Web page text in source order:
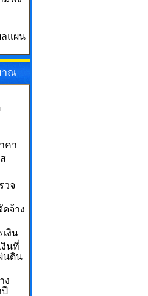
ลแผน
าณ
คา
วจ
จ้าง
งิน
งินที่
นดิน
ง